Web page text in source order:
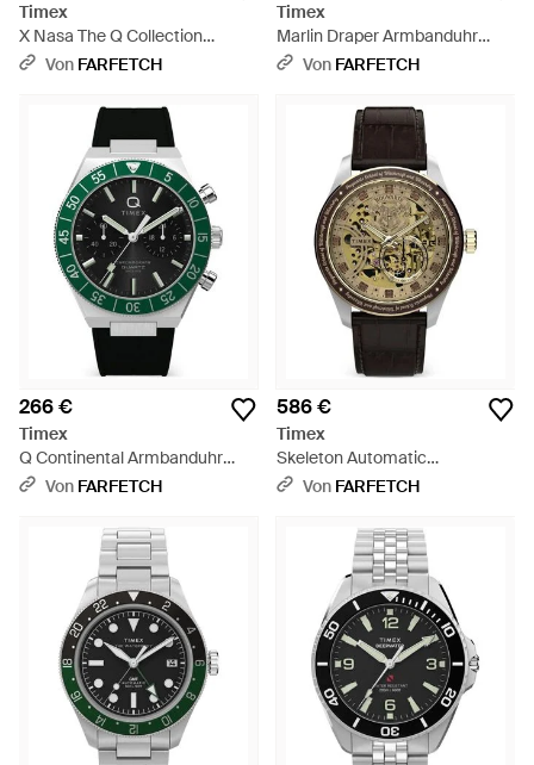
Timex
X Nasa The Q Collection
Armbanduhr 40Mm - Grau
Von FARFETCH
Timex
Marlin Draper Armbanduhr
37Mm - Mettallic
Von FARFETCH
266 €
Timex
Q Continental Armbanduhr
40Mm - Grün
Von FARFETCH
586 €
Timex
Skeleton Automatic
Armbanduhr 39Mm - Grau
Von FARFETCH